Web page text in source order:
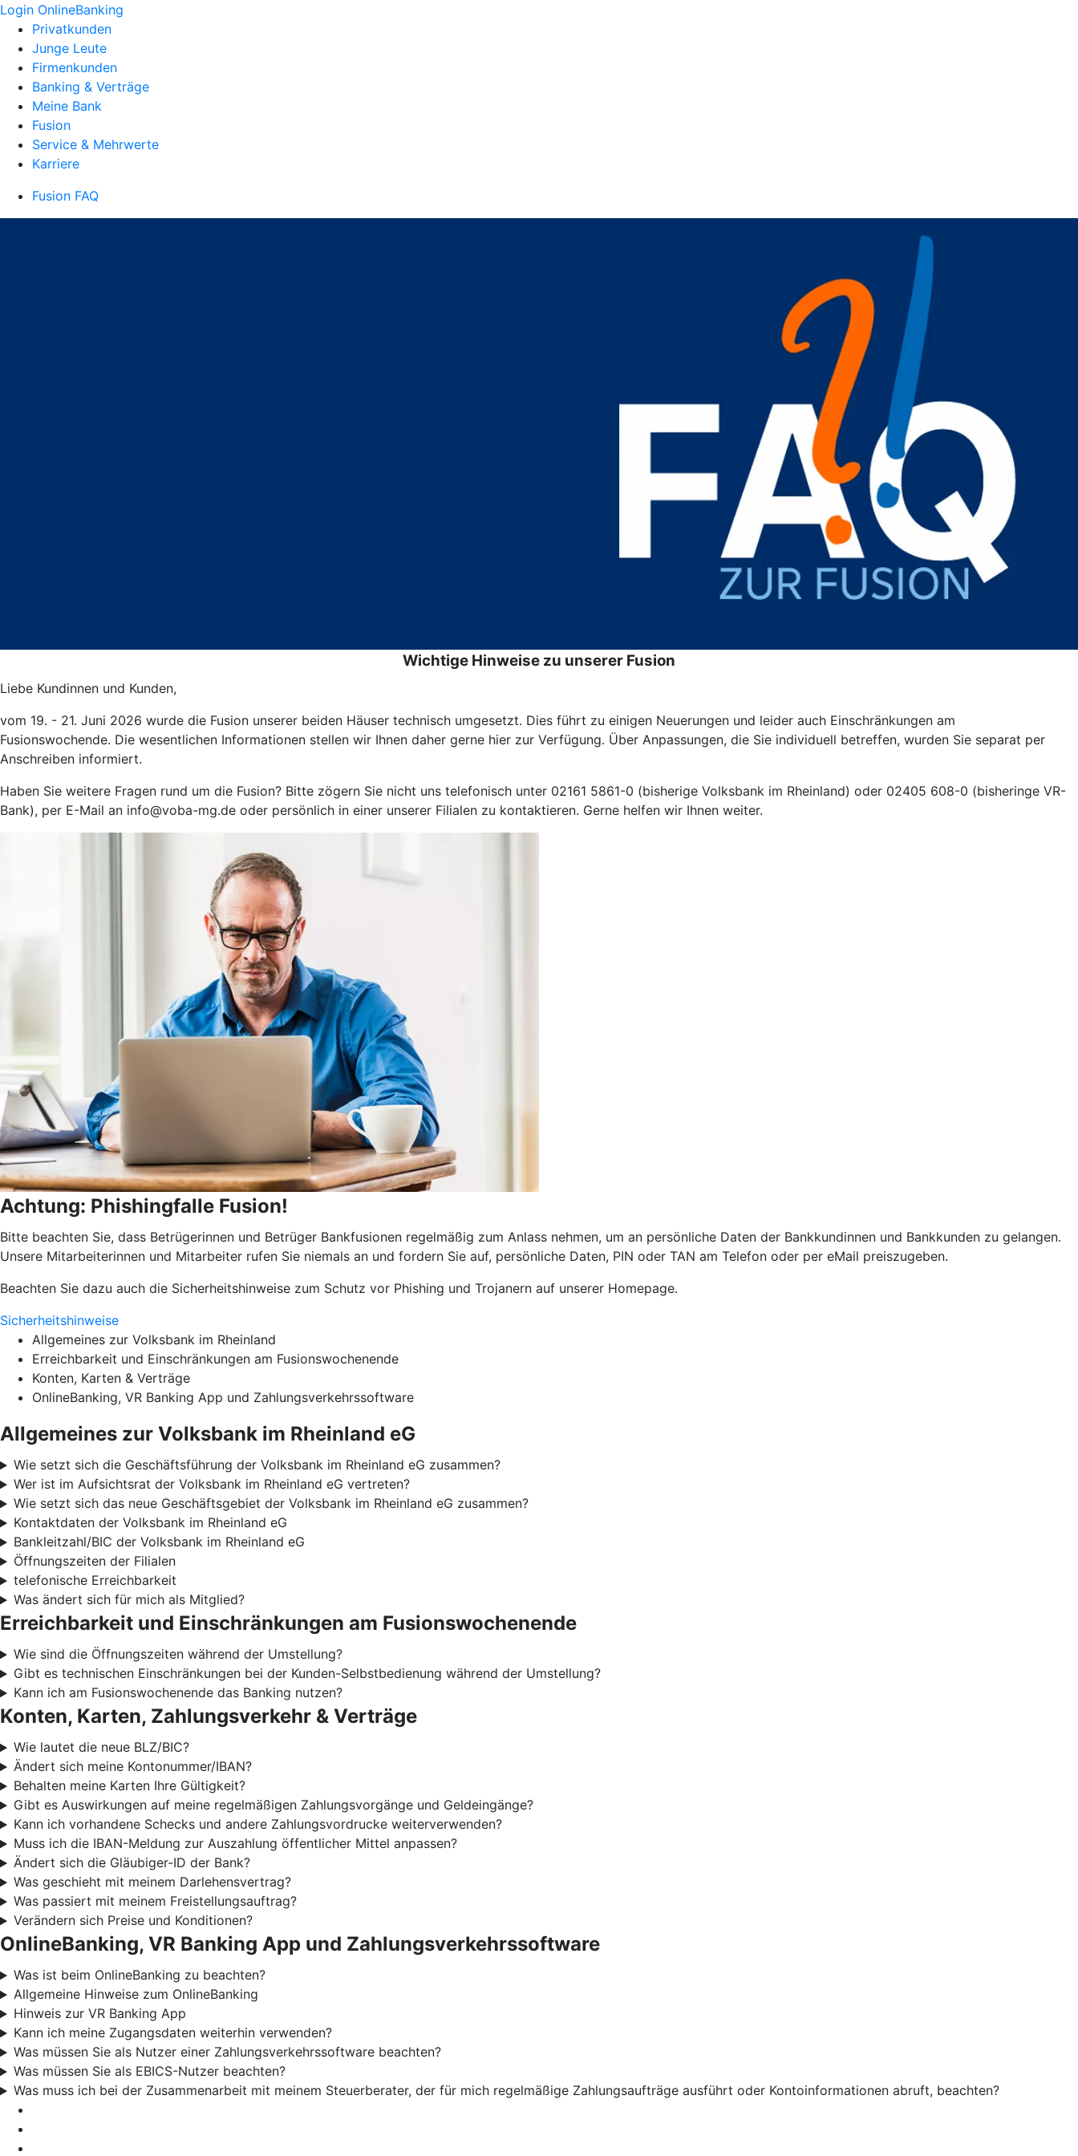
Login OnlineBanking
Privatkunden
Junge Leute
Firmenkunden
Banking & Verträge
Meine Bank
Fusion
Service & Mehrwerte
Karriere
Fusion FAQ
Wichtige Hinweise zu unserer Fusion
Liebe Kundinnen und Kunden,
vom 19. - 21. Juni 2026 wurde die Fusion unserer beiden Häuser technisch umgesetzt. Dies führt zu einigen Neuerungen und leider auch Einschränkungen am
Fusionswochende. Die wesentlichen Informationen stellen wir Ihnen daher gerne hier zur Verfügung. Über Anpassungen, die Sie individuell betreffen, wurden Sie separat per
Anschreiben informiert.
Haben Sie weitere Fragen rund um die Fusion? Bitte zögern Sie nicht uns telefonisch unter 02161 5861-0 (bisherige Volksbank im Rheinland) oder 02405 608-0 (bisheringe VR-
Bank), per E-Mail an info@voba-mg.de oder persönlich in einer unserer Filialen zu kontaktieren. Gerne helfen wir Ihnen weiter.
Achtung: Phishingfalle Fusion!
Bitte beachten Sie, dass Betrügerinnen und Betrüger Bankfusionen regelmäßig zum Anlass nehmen, um an persönliche Daten der Bankkundinnen und Bankkunden zu gelangen.
Unsere Mitarbeiterinnen und Mitarbeiter rufen Sie niemals an und fordern Sie auf, persönliche Daten, PIN oder TAN am Telefon oder per eMail preiszugeben.
Beachten Sie dazu auch die Sicherheitshinweise zum Schutz vor Phishing und Trojanern auf unserer Homepage.
Sicherheitshinweise
Allgemeines zur Volksbank im Rheinland
Erreichbarkeit und Einschränkungen am Fusionswochenende
Konten, Karten & Verträge
OnlineBanking, VR Banking App und Zahlungsverkehrssoftware
Allgemeines zur Volksbank im Rheinland eG
Wie setzt sich die Geschäftsführung der Volksbank im Rheinland eG zusammen?
Wer ist im Aufsichtsrat der Volksbank im Rheinland eG vertreten?
Wie setzt sich das neue Geschäftsgebiet der Volksbank im Rheinland eG zusammen?
Kontaktdaten der Volksbank im Rheinland eG
Bankleitzahl/BIC der Volksbank im Rheinland eG
Öffnungszeiten der Filialen
telefonische Erreichbarkeit
Was ändert sich für mich als Mitglied?
Erreichbarkeit und Einschränkungen am Fusionswochenende
Wie sind die Öffnungszeiten während der Umstellung?
Gibt es technischen Einschränkungen bei der Kunden-Selbstbedienung während der Umstellung?
Kann ich am Fusionswochenende das Banking nutzen?
Konten, Karten, Zahlungsverkehr & Verträge
Wie lautet die neue BLZ/BIC?
Ändert sich meine Kontonummer/IBAN?
Behalten meine Karten Ihre Gültigkeit?
Gibt es Auswirkungen auf meine regelmäßigen Zahlungsvorgänge und Geldeingänge?
Kann ich vorhandene Schecks und andere Zahlungsvordrucke weiterverwenden?
Muss ich die IBAN-Meldung zur Auszahlung öffentlicher Mittel anpassen?
Ändert sich die Gläubiger-ID der Bank?
Was geschieht mit meinem Darlehensvertrag?
Was passiert mit meinem Freistellungsauftrag?
Verändern sich Preise und Konditionen?
OnlineBanking, VR Banking App und Zahlungsverkehrssoftware
Was ist beim OnlineBanking zu beachten?
Allgemeine Hinweise zum OnlineBanking
Hinweis zur VR Banking App
Kann ich meine Zugangsdaten weiterhin verwenden?
Was müssen Sie als Nutzer einer Zahlungsverkehrssoftware beachten?
Was müssen Sie als EBICS-Nutzer beachten?
Was muss ich bei der Zusammenarbeit mit meinem Steuerberater, der für mich regelmäßige Zahlungsaufträge ausführt oder Kontoinformationen abruft, beachten?